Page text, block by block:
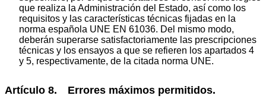
que realiza la Administración del Estado, así como los
requisitos y las características técnicas fijadas en la
norma española UNE EN 61036. Del mismo modo,
deberán superarse satisfactoriamente las prescripciones
técnicas y los ensayos a que se refieren los apartados 4
y 5, respectivamente, de la citada norma UNE.
Artículo 8. Errores máximos permitidos.